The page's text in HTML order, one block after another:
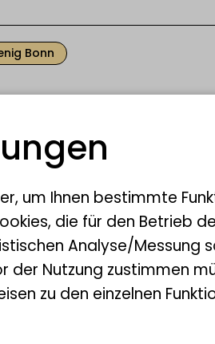
Bonn
fordert ein Bündnis
in
ERKLÄRUNG
“,
Die Organisationen
Bundesregierung
naturverträgliche
um Ihnen bestimmte
die für den Betrieb
Analyse/Messung
der Nutzung zustimmen
zu den einzelnen